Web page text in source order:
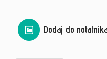
Dodaj do